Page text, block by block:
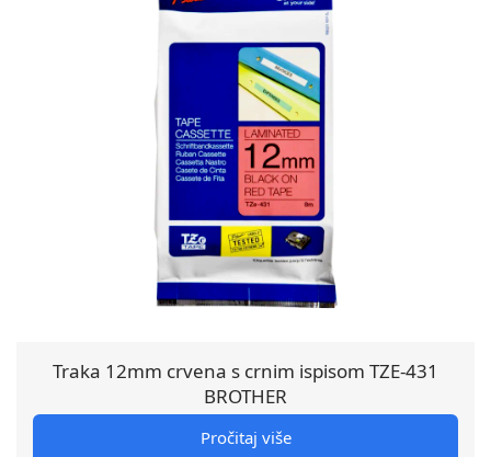
Traka 12mm crvena s crnim ispisom TZE-431
BROTHER
Pročitaj više